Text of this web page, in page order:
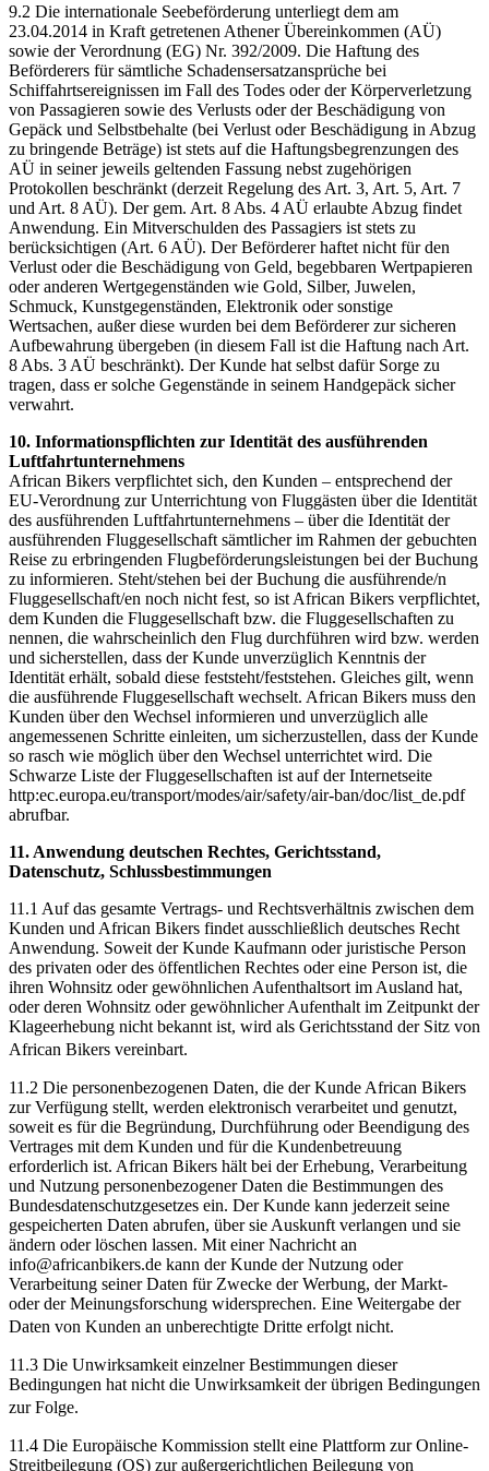
9.2 Die internationale Seebeförderung unterliegt dem am
23.04.2014 in Kraft getretenen Athener Übereinkommen (AÜ)
sowie der Verordnung (EG) Nr. 392/2009. Die Haftung des
Beförderers für sämtliche Schadensersatzansprüche bei
Schiffahrtsereignissen im Fall des Todes oder der Körperverletzung
von Passagieren sowie des Verlusts oder der Beschädigung von
Gepäck und Selbstbehalte (bei Verlust oder Beschädigung in Abzug
zu bringende Beträge) ist stets auf die Haftungsbegrenzungen des
AÜ in seiner jeweils geltenden Fassung nebst zugehörigen
Protokollen beschränkt (derzeit Regelung des Art. 3, Art. 5, Art. 7
und Art. 8 AÜ). Der gem. Art. 8 Abs. 4 AÜ erlaubte Abzug findet
Anwendung. Ein Mitverschulden des Passagiers ist stets zu
berücksichtigen (Art. 6 AÜ). Der Beförderer haftet nicht für den
Verlust oder die Beschädigung von Geld, begebbaren Wertpapieren
oder anderen Wertgegenständen wie Gold, Silber, Juwelen,
Schmuck, Kunstgegenständen, Elektronik oder sonstige
Wertsachen, außer diese wurden bei dem Beförderer zur sicheren
Aufbewahrung übergeben (in diesem Fall ist die Haftung nach Art.
8 Abs. 3 AÜ beschränkt). Der Kunde hat selbst dafür Sorge zu
tragen, dass er solche Gegenstände in seinem Handgepäck sicher
verwahrt.
10. Informationspflichten zur Identität des ausführenden
Luftfahrtunternehmens
African Bikers verpflichtet sich, den Kunden – entsprechend der
EU-Verordnung zur Unterrichtung von Fluggästen über die Identität
des ausführenden Luftfahrtunternehmens – über die Identität der
ausführenden Fluggesellschaft sämtlicher im Rahmen der gebuchten
Reise zu erbringenden Flugbeförderungsleistungen bei der Buchung
zu informieren. Steht/stehen bei der Buchung die ausführende/n
Fluggesellschaft/en noch nicht fest, so ist African Bikers verpflichtet,
dem Kunden die Fluggesellschaft bzw. die Fluggesellschaften zu
nennen, die wahrscheinlich den Flug durchführen wird bzw. werden
und sicherstellen, dass der Kunde unverzüglich Kenntnis der
Identität erhält, sobald diese feststeht/feststehen. Gleiches gilt, wenn
die ausführende Fluggesellschaft wechselt. African Bikers muss den
Kunden über den Wechsel informieren und unverzüglich alle
angemessenen Schritte einleiten, um sicherzustellen, dass der Kunde
so rasch wie möglich über den Wechsel unterrichtet wird. Die
Schwarze Liste der Fluggesellschaften ist auf der Internetseite
http:ec.europa.eu/transport/modes/air/safety/air-ban/doc/list_de.pdf
abrufbar.
11. Anwendung deutschen Rechtes, Gerichtsstand,
Datenschutz, Schlussbestimmungen
11.1 Auf das gesamte Vertrags- und Rechtsverhältnis zwischen dem
Kunden und African Bikers findet ausschließlich deutsches Recht
Anwendung. Soweit der Kunde Kaufmann oder juristische Person
des privaten oder des öffentlichen Rechtes oder eine Person ist, die
ihren Wohnsitz oder gewöhnlichen Aufenthaltsort im Ausland hat,
oder deren Wohnsitz oder gewöhnlicher Aufenthalt im Zeitpunkt der
Klageerhebung nicht bekannt ist, wird als Gerichtsstand der Sitz von
African Bikers vereinbart.
11.2 Die personenbezogenen Daten, die der Kunde African Bikers
zur Verfügung stellt, werden elektronisch verarbeitet und genutzt,
soweit es für die Begründung, Durchführung oder Beendigung des
Vertrages mit dem Kunden und für die Kundenbetreuung
erforderlich ist. African Bikers hält bei der Erhebung, Verarbeitung
und Nutzung personenbezogener Daten die Bestimmungen des
Bundesdatenschutzgesetzes ein. Der Kunde kann jederzeit seine
gespeicherten Daten abrufen, über sie Auskunft verlangen und sie
ändern oder löschen lassen. Mit einer Nachricht an
info@africanbikers.de kann der Kunde der Nutzung oder
Verarbeitung seiner Daten für Zwecke der Werbung, der Markt-
oder der Meinungsforschung widersprechen. Eine Weitergabe der
Daten von Kunden an unberechtigte Dritte erfolgt nicht.
11.3 Die Unwirksamkeit einzelner Bestimmungen dieser
Bedingungen hat nicht die Unwirksamkeit der übrigen Bedingungen
zur Folge.
11.4 Die Europäische Kommission stellt eine Plattform zur Online-
Streitbeilegung (OS) zur außergerichtlichen Beilegung von